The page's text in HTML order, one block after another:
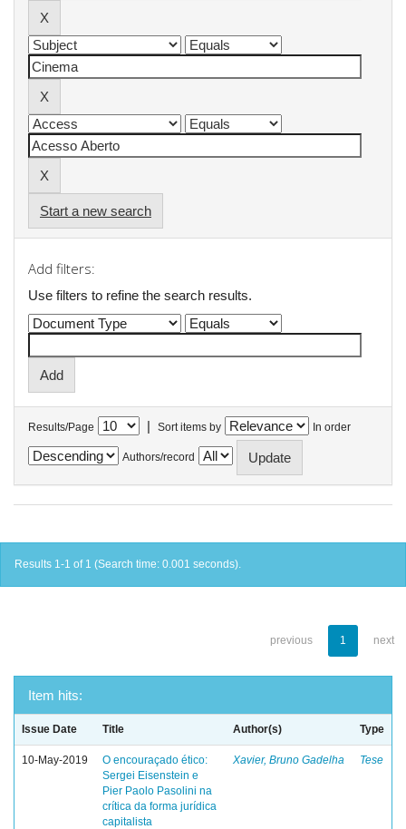
Start a new search
Add filters:
Use filters to refine the search results.
Results/Page | Sort items by In order
Authors/record
Results 1-1 of 1 (Search time: 0.001 seconds).
previous 1 next
Item hits:
Issue Date Title Author(s) Type
10-May-2019
O encouraçado ético:
Sergei Eisenstein e
Pier Paolo Pasolini na
crítica da forma jurídica
capitalista
Xavier, Bruno Gadelha Tese